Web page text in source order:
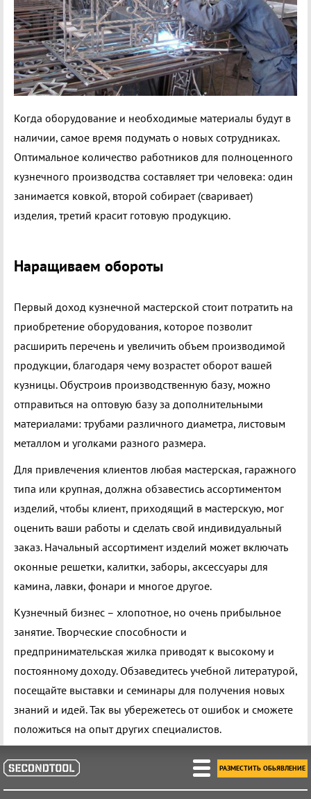
Когда оборудование и необходимые материалы будут в
наличии, самое время подумать о новых сотрудниках.
Оптимальное количество работников для полноценного
кузнечного производства составляет три человека: один
занимается ковкой, второй собирает (сваривает)
изделия, третий красит готовую продукцию.
Наращиваем обороты
Первый доход кузнечной мастерской стоит потратить на
приобретение оборудования, которое позволит
расширить перечень и увеличить объем производимой
продукции, благодаря чему возрастет оборот вашей
кузницы. Обустроив производственную базу, можно
отправиться на оптовую базу за дополнительными
материалами: трубами различного диаметра, листовым
металлом и уголками разного размера.
Для привлечения клиентов любая мастерская, гаражного
типа или крупная, должна обзавестись ассортиментом
изделий, чтобы клиент, приходящий в мастерскую, мог
оценить ваши работы и сделать свой индивидуальный
заказ. Начальный ассортимент изделий может включать
оконные решетки, калитки, заборы, аксессуары для
камина, лавки, фонари и многое другое.
Кузнечный бизнес – хлопотное, но очень прибыльное
занятие. Творческие способности и
предпринимательская жилка приводят к высокому и
постоянному доходу. Обзаведитесь учебной литературой,
посещайте выставки и семинары для получения новых
знаний и идей. Так вы убережетесь от ошибок и сможете
положиться на опыт других специалистов.
РАЗМЕСТИТЬ ОБЬЯВЛЕНИЕ